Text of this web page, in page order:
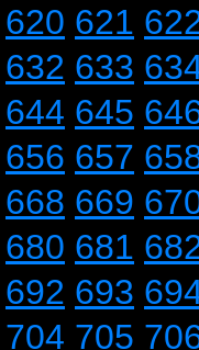
620 621
632 633
644 645
656 657
668 669
680 681
692 693
704 705